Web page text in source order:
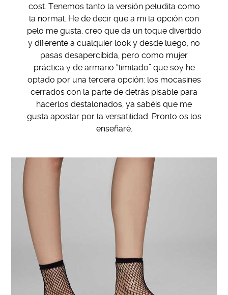
cost. Tenemos tanto la versión peludita como
la normal. He de decir que a mi la opción con
pelo me gusta, creo que da un toque divertido
y diferente a cualquier look y desde luego, no
pasas desapercibida, pero como mujer
práctica y de armario “limitado” que soy he
optado por una tercera opción: los mocasines
cerrados con la parte de detrás pisable para
hacerlos destalonados, ya sabéis que me
gusta apostar por la versatilidad. Pronto os los
enseñaré.